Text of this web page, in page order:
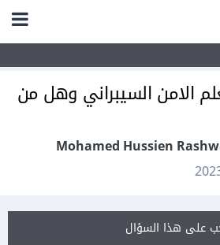
الامن السيبراني وهل من
على هذا السؤال